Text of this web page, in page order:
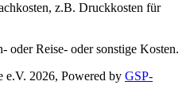
z.B. Druckkosten für
oder Reise- oder sonstige Kosten.
2026, Powered by GSP-